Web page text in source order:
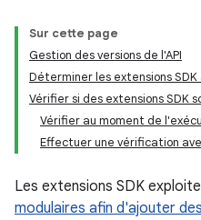
Sur cette page
Gestion des versions de l'API
Déterminer les extensions
Vérifier si des extensions SDK
Vérifier au moment de
Effectuer une vérification
Les extensions SDK
modulaires afin d'ajouter